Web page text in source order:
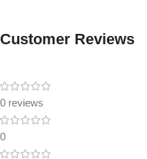
Customer Reviews
0 reviews
0